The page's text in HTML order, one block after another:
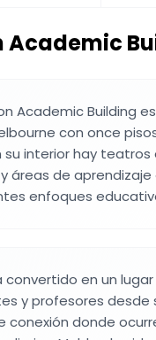
Academic
Academic Building
con once
su interior hay
áreas de
enfoques
convertido en un
y profesores desde
conexión donde